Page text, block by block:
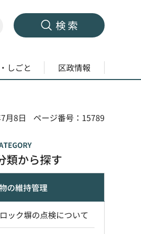
検索
しごと 区政情報
月8日 ページ番号：15789
類から探す
の維持管理
ック塀の点検について